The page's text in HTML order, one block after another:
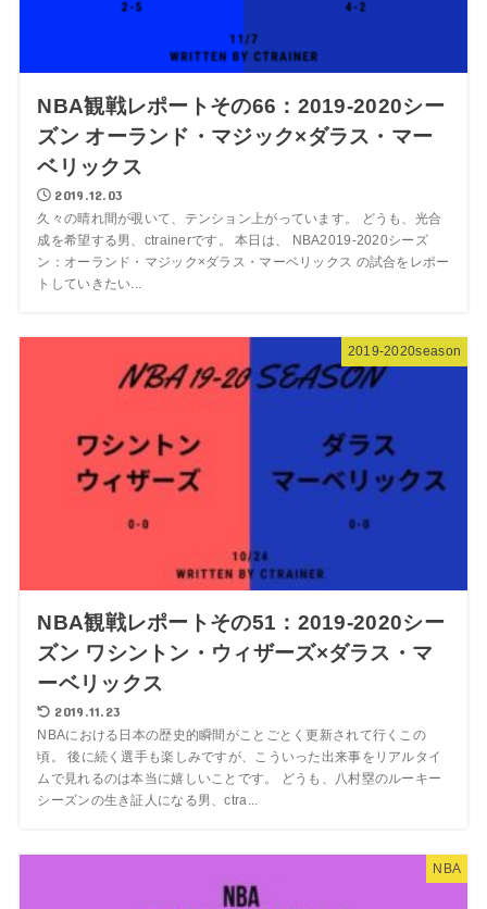
NBA観戦レポートその66：2019-2020シー
ズン オーランド・マジック×ダラス・マー
ベリックス
2019.12.03
久々の晴れ間が覗いて、テンション上がっています。 どうも、光合
成を希望する男、ctrainerです。 本日は、 NBA2019-2020シーズ
ン：オーランド・マジック×ダラス・マーベリックス の試合をレポー
トしていきたい...
2019-2020season
NBA観戦レポートその51：2019-2020シー
ズン ワシントン・ウィザーズ×ダラス・マ
ーベリックス
2019.11.23
NBAにおける日本の歴史的瞬間がことごとく更新されて行くこの
頃。 後に続く選手も楽しみですが、こういった出来事をリアルタイ
ムで見れるのは本当に嬉しいことです。 どうも、八村塁のルーキー
シーズンの生き証人になる男、ctra...
NBA